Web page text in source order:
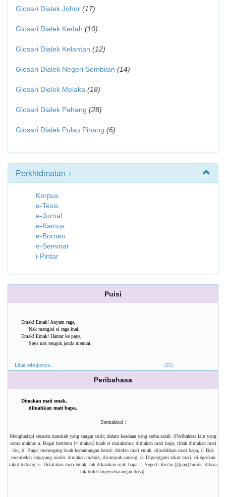
Glosari Dialek Johor (17)
Glosari Dialek Kedah (10)
Glosari Dialek Kelantan (12)
Glosari Dialek Negeri Sembilan (14)
Glosari Dielek Melaka (18)
Glosari Dialek Pahang (28)
Glosari Dialek Pulau Pinang (6)
Perkhidmatan +
Korpus
e-Tesis
e-Jurnal
e-Kamus
e-Borneo
e-Seminar
i-Pintar
Puisi
Emak! Emak! Anyam raga,
Nak mengisi si raga inai;
Emak! Emak! Hantar ke paya,
Saya nak tengok janda menuai.
Lihat selanjutnya... (35)
Peribahasa
Dimakan mati emak,
diluahkan mati bapa.
Bermaksud :
Menghadapi sesuatu masalah yang sangat sulit; dalam keadaan yang serba salah. (Peribahasa lain yang
sama makna: a. Bagai bertemu [= makan] buah si malakamo: dimakan mati bapa, tidak dimakan mati
ibu, b. Bagai memegang buah kepantangan beruk: ditelan mati emak, diludahkan mati bapa, c. Bak
membelah kepayang muda: dimakan mabuk, dicampak sayang, d. Digenggam takut mati, dilepaskan
takut terbang, e. Dikatakan mati emak, tak dikatakan mati bapa, f. Seperti Kur'an [Quan] buruk: dibaca
tak boleh dipersebarangan dosa).